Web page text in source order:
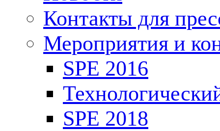
Контакты для
Мероприятия и
SPE 2016
SPE 2018